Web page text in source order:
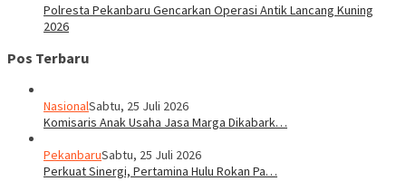
Polresta Pekanbaru Gencarkan Operasi Antik Lancang Kuning
2026
Pos Terbaru
NasionalSabtu, 25 Juli 2026
Komisaris Anak Usaha Jasa Marga Dikabark…
PekanbaruSabtu, 25 Juli 2026
Perkuat Sinergi, Pertamina Hulu Rokan Pa…